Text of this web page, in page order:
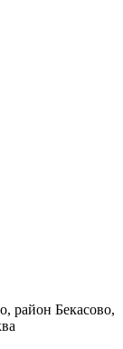
район Бекасово,